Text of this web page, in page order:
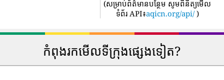
(សម្រាប់ព័ត៌មានបន្ថែម សូមពិនិត្យមើល
ទំព័រ API៖aqicn.org/api/ )
កំពុងរកមើលទីក្រុងផ្សេងទៀត?